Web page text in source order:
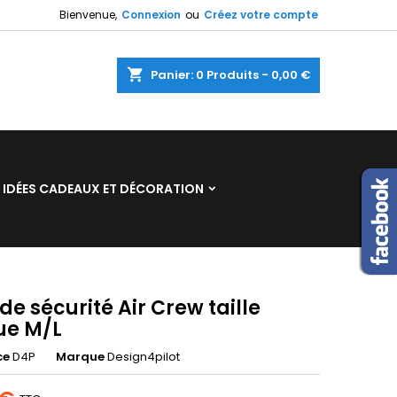
Bienvenue, Connexion ou Créez votre compte
shopping_cart Panier: 0 Produits - 0,00 €
IDÉES CADEAUX ET DÉCORATION
sécurité Air Crew taille
M/L
D4P MarqueDesign4pilot